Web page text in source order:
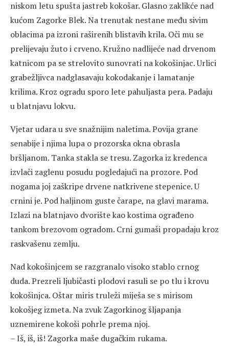
niskom letu spušta jastreb kokošar. Glasno zaklikće nad
kućom Zagorke Blek. Na trenutak nestane među sivim
oblacima pa izroni raširenih blistavih krila. Oči mu se
prelijevaju žuto i crveno. Kružno nadlijeće nad drvenom
katnicom pa se strelovito sunovrati na kokošinjac. Urlici
grabežljivca nadglasavaju kokodakanje i lamatanje
krilima. Kroz ogradu sporo lete pahuljasta pera. Padaju
u blatnjavu lokvu.
Vjetar udara u sve snažnijim naletima. Povija grane
senabije i njima lupa o prozorska okna obrasla
bršljanom. Tanka stakla se tresu. Zagorka iz kredenca
izvlači zaglenu posudu pogledajući na prozore. Pod
nogama joj zaškripe drvene natkrivene stepenice. U
crnini je. Pod haljinom guste čarape, na glavi marama.
Izlazi na blatnjavo dvorište kao kostima ograđeno
tankom brezovom ogradom. Crni gumaši propadaju kroz
raskvašenu zemlju.
Nad kokošinjcem se razgranalo visoko stablo crnog
duda. Prezreli ljubičasti plodovi rasuli se po tlu i krovu
kokošinjca. Oštar miris truleži miješa se s mirisom
kokošjeg izmeta. Na zvuk Zagorkinog šljapanja
uznemirene kokoši pohrle prema njoj.
– Iš, iš, iš! Zagorka maše dugačkim rukama.